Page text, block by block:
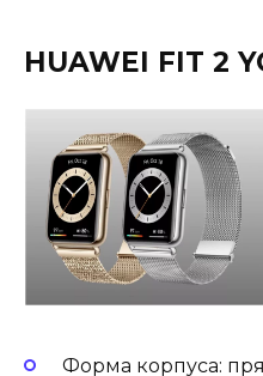
HUAWEI FIT 2
Форма корпуса: